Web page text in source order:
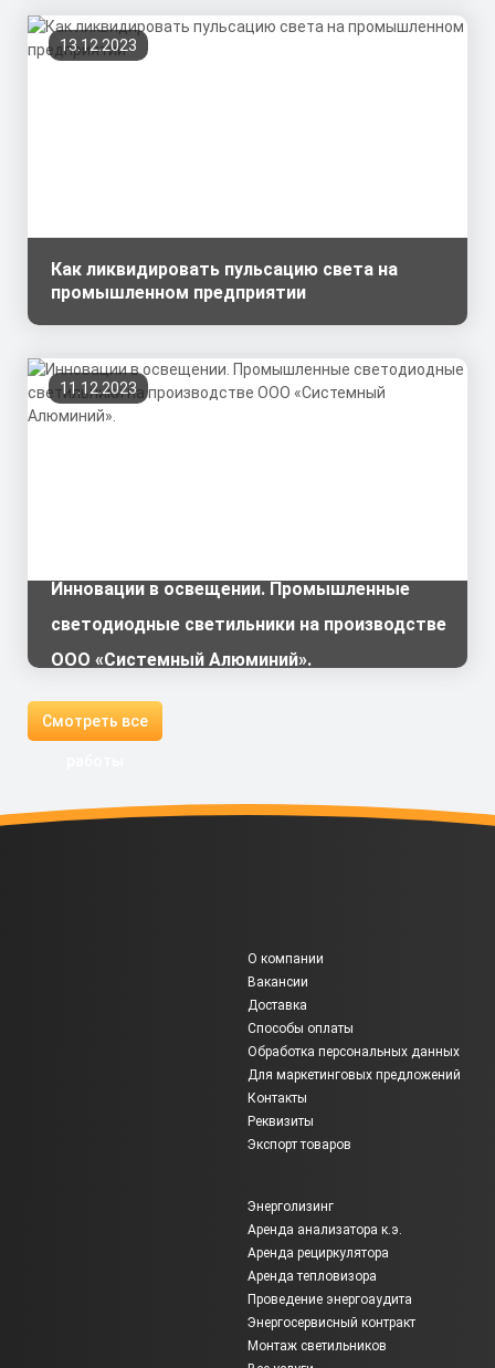
13.12.2023
Как ликвидировать пульсацию света на
промышленном предприятии
11.12.2023
Инновации в освещении. Промышленные
светодиодные светильники на производстве
ООО «Системный Алюминий».
Смотреть все
О компании
Вакансии
Доставка
Способы оплаты
Обработка персональных данных
Для маркетинговых предложений
Контакты
Реквизиты
Экспорт товаров
Энерголизинг
Аренда анализатора к.э.
Аренда рециркулятора
Аренда тепловизора
Проведение энергоаудита
Энергосервисный контракт
Монтаж светильников